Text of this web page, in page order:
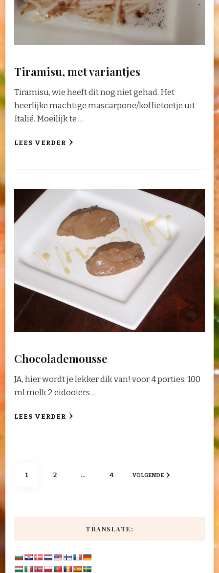
Tiramisu, met variantjes
Tiramisu, wie heeft dit nog niet gehad. Het
heerlijke machtige mascarpone/koffietoetje uit
Italië. Moeilijk te …
LEES VERDER
Chocolademousse
JA, hier wordt je lekker dik van! voor 4 porties: 100
ml melk 2 eidooiers …
LEES VERDER
Berichten
PAGINA
1 PAGINA
2 … PAGINA
4 VOLGENDE
TRANSLATE: